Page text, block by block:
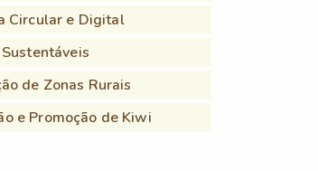
Circular e Digital
de Zonas Rurais
e Promoção de Kiwi